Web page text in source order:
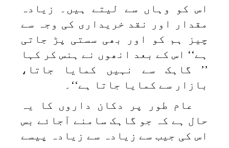
اس کو وہاں سے لیتے ہیں۔ زیادہ
مقدار اور نقد خریداری کی وجہ سے
چیز ہم کو اور بھی سستی پڑ جاتی
ہے‘‘ اس کے بعد انھوں نے ہنس کر کہا
’’ گاہک سے نہیں کمایا جاتا،
بازار سے کمایا جاتا ہے‘‘۔
عام طور پر دکان داروں کا یہ
حال ہے کہ جو گاہک سامنے آجائے بس
اس کی جیب سے زیادہ سے زیادہ پیسے